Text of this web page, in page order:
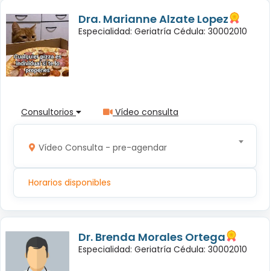
Dra. Marianne Alzate Lopez
Especialidad: Geriatría Cédula: 30002010
Consultorios Vídeo consulta
Vídeo Consulta - pre-agendar
Horarios disponibles
Dr. Brenda Morales Ortega
Especialidad: Geriatría Cédula: 30002010